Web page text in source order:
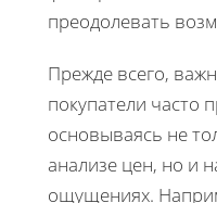
преодолевать
Прежде всего,
покупатели часто
основываясь не
анализе цен, но и
ощущениях.